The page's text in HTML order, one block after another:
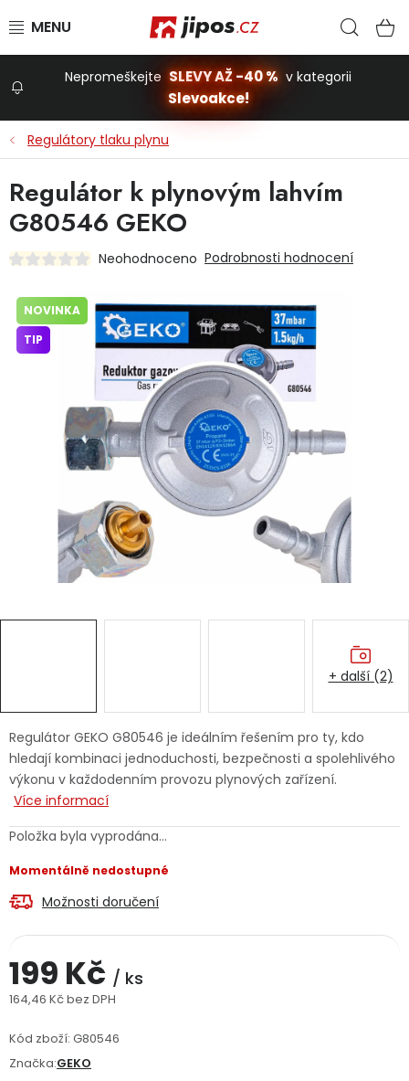
Stavba a dům
Dílna
Dětská hřiště
Vánoce
Ochranné pomůcky
Značky
Jaký je aktuální stav mé objednávky?
Servis nářadí Hodnocení obchodu
Doprava a platba
Nepromeškejte SLEVY AŽ -40 % v kategorii
Slevoakce!
Regulátory tlaku plynu
Regulátor GEKO G80546 je ideálním řešením pro ty, kdo
hledají kombinaci jednoduchosti, bezpečnosti a spolehlivého
výkonu v každodenním provozu plynových zařízení.
Více informací
Položka byla vyprodána…
Momentálně nedostupné
Možnosti doručení
199 Kč / ks
164,46 Kč bez DPH
Kód zboží: G80546
Značka:GEKO
Regulátor k plynovým lahvím
G80546 GEKO
Neohodnoceno Podrobnosti hodnocení
NOVINKA
TIP
+ další (2)